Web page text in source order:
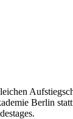
Berlin